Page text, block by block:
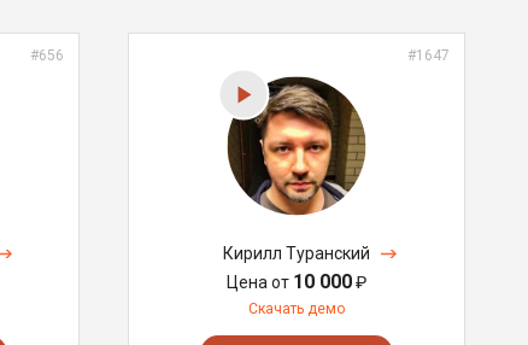
#656 #1647
Кирилл Туранский
Цена от 10 000₽
Скачать демо